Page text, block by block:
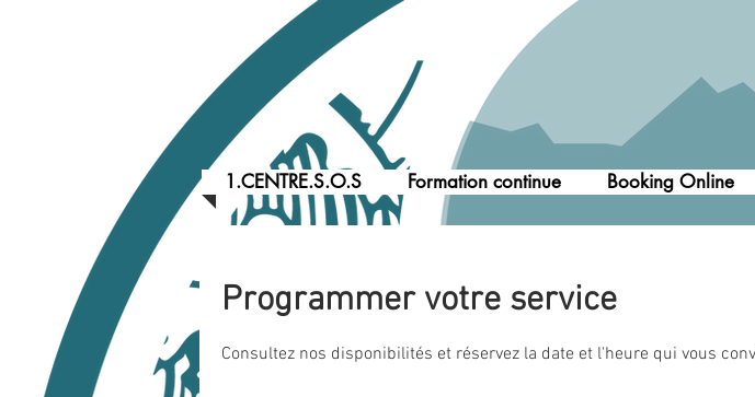
1.CENTRE.S.O.S Formation continue Booking Online
Programmer votre service
Consultez nos disponibilités et réservez la date et l'heure qui vous